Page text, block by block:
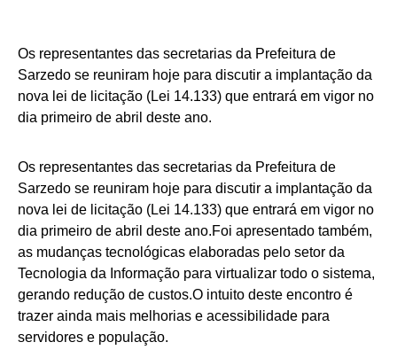
Os representantes das secretarias da Prefeitura de
Sarzedo se reuniram hoje para discutir a implantação da
nova lei de licitação (Lei 14.133) que entrará em vigor no
dia primeiro de abril deste ano.
Os representantes das secretarias da Prefeitura de
Sarzedo se reuniram hoje para discutir a implantação da
nova lei de licitação (Lei 14.133) que entrará em vigor no
dia primeiro de abril deste ano.Foi apresentado também,
as mudanças tecnológicas elaboradas pelo setor da
Tecnologia da Informação para virtualizar todo o sistema,
gerando redução de custos.O intuito deste encontro é
trazer ainda mais melhorias e acessibilidade para
servidores e população.